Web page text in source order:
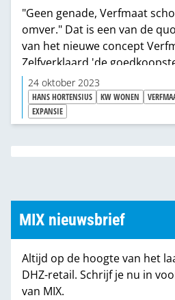
"Geen genade, Verfmaat
omver." Dat is een van de
van het nieuwe concept
Zelfverklaard 'de
Nederland'.
24 oktober 2023
HANS HORTENSIUS KW WONEN
EXPANSIE
MIX nieuwsbrief
Altijd op de hoogte van het
DHZ-retail. Schrijf je nu in
van MIX.